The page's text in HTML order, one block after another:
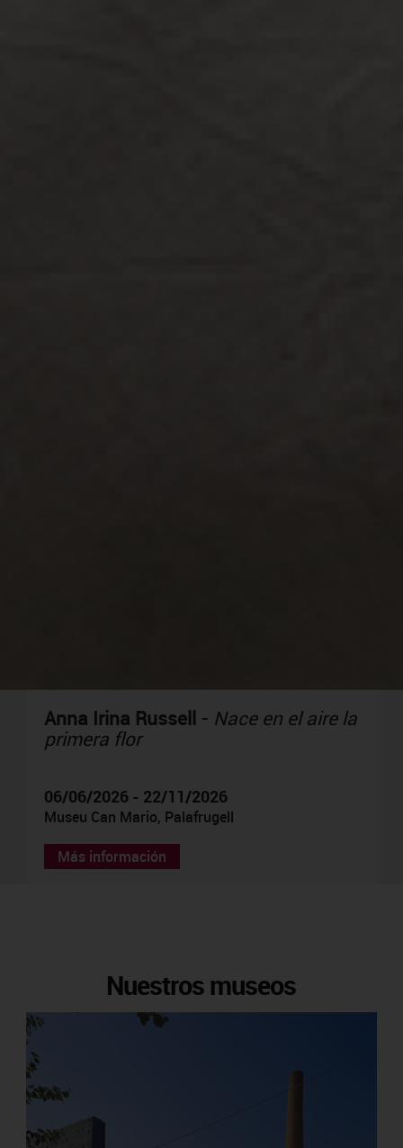
Anna Irina Russell - Nace en el aire la
primera flor
06/06/2026 - 22/11/2026
Museu Can Mario, Palafrugell
Más información
Nuestros museos